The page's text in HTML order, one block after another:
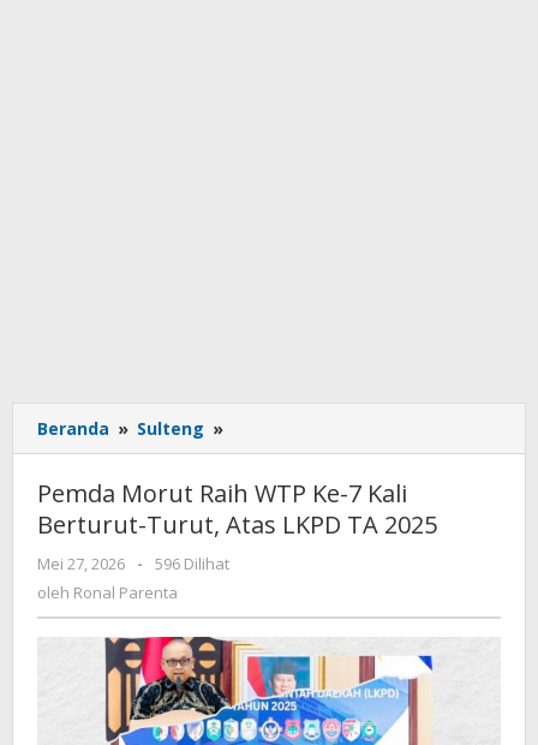
Beranda » Sulteng »
Morut
Raih
WTP
Ke-
Atas
LKPD
TA
2025
Pemda Morut Raih WTP Ke-7 Kali
Berturut-Turut, Atas LKPD TA 2025
Mei 27, 2026
oleh
Ronal
-
596 Dilihat
oleh Ronal Parenta